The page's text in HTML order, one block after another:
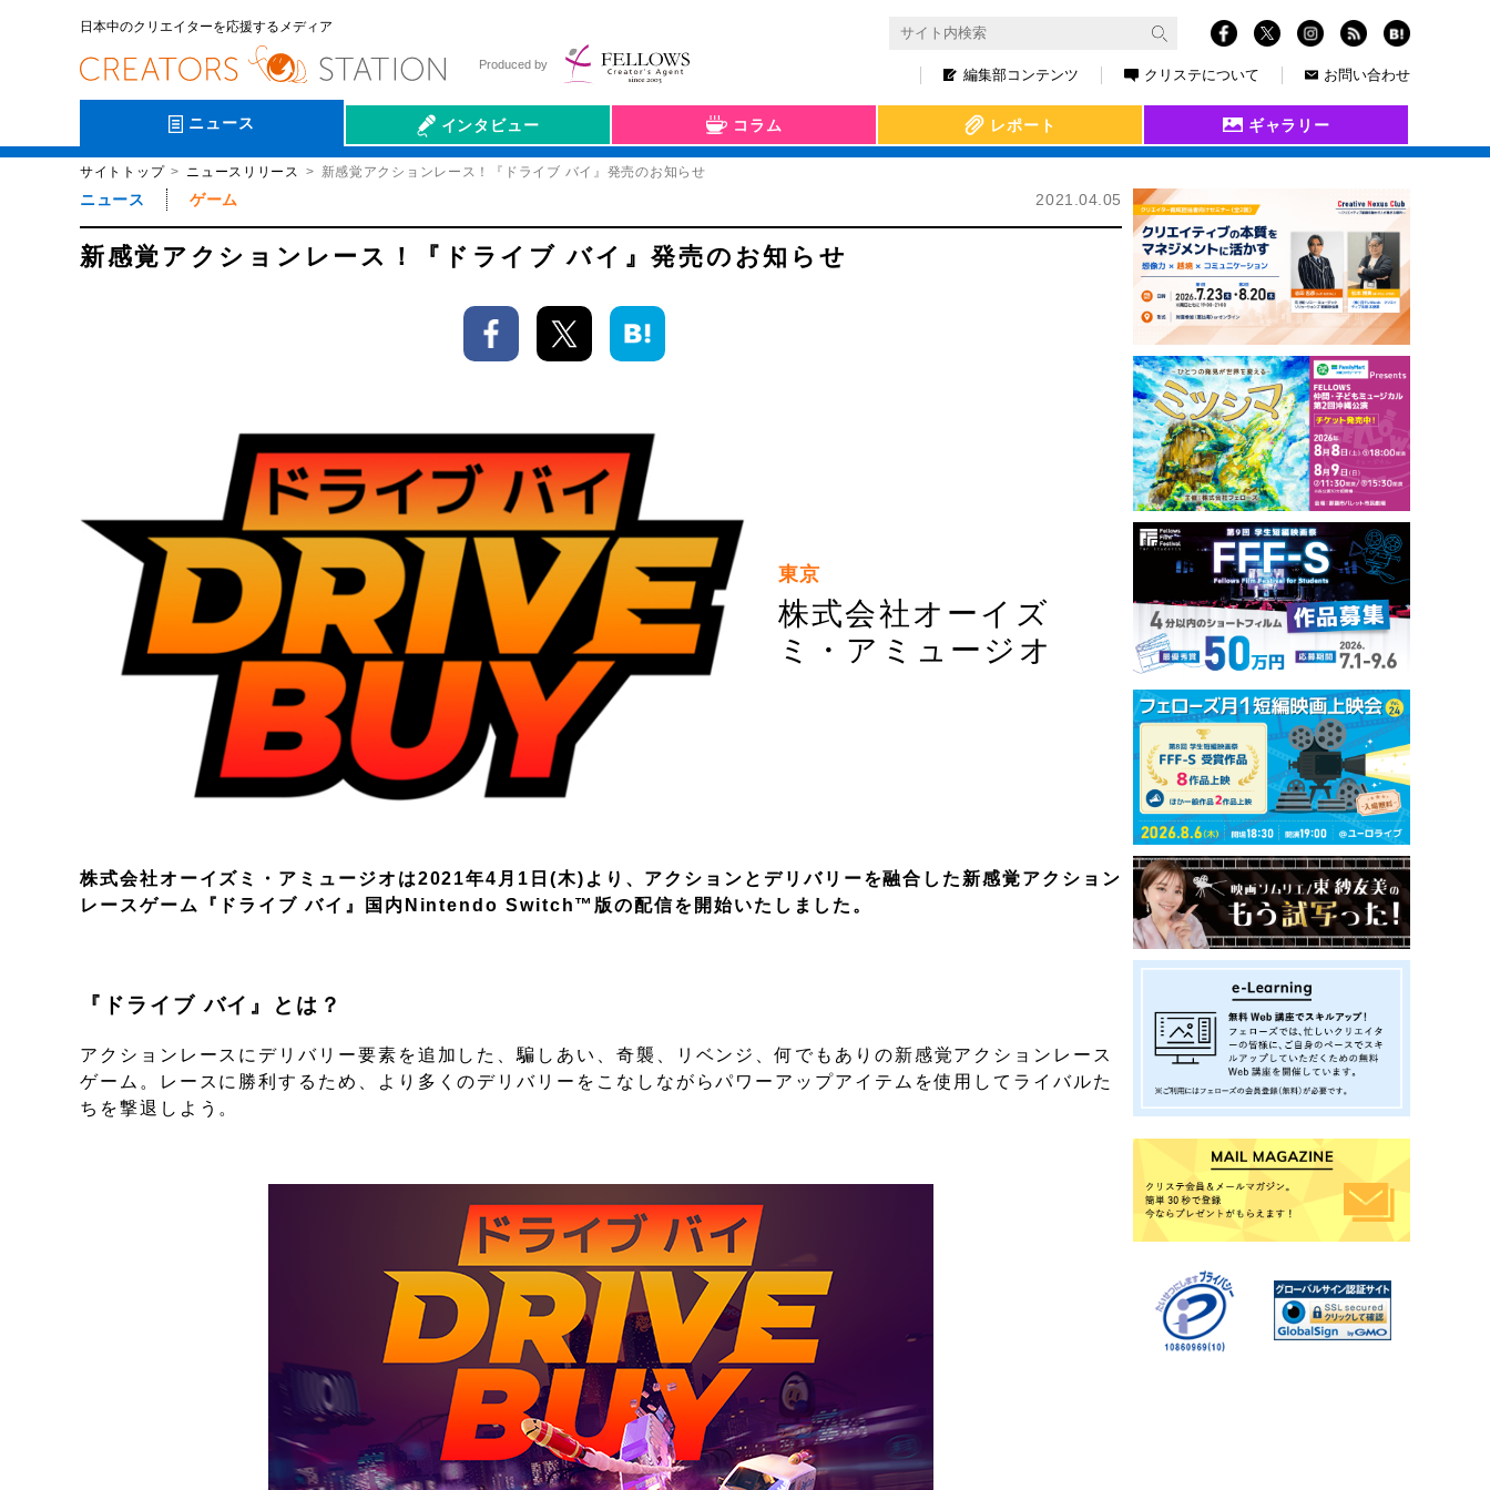
日本中のクリエイターを応援するメディア
編集部コンテンツ クリステについて お問い合わせ
Produced by
ニュース インタビュー
会社伝
コラム レポート ギャラリー
サイトトップ ニュースリリース 新感覚アクションレース！『ドライブ バイ』発売のお知らせ
ニュース ゲーム 2021.04.05
新感覚アクションレース！『ドライブ バイ』発売のお知らせ
東京
株式会社オーイズ
ミ・アミュージオ
株式会社オーイズミ・アミュージオは2021年4月1日(木)より、アクションとデリバリーを融合した新感覚アクション
レースゲーム『ドライブ バイ』国内Nintendo Switch™版の配信を開始いたしました。
『ドライブ バイ』とは？
アクションレースにデリバリー要素を追加した、騙しあい、奇襲、リベンジ、何でもありの新感覚アクションレース
ゲーム。レースに勝利するため、より多くのデリバリーをこなしながらパワーアップアイテムを使用してライバルた
ちを撃退しよう。